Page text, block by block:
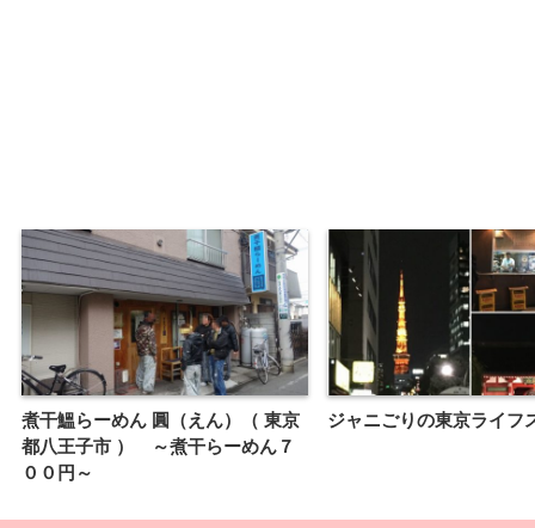
煮干鰮らーめん 圓（えん）（ 東京
都八王子市 ） ～煮干らーめん７
００円～
ジャニごりの東京ライフ